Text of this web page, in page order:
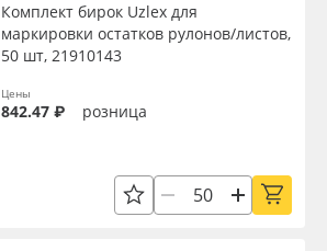
Комплект бирок Uzlex для
маркировки остатков рулонов/листов,
50 шт, 21910143
Цены
842.47 ₽ розница